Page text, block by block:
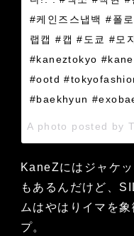
#케인즈스냅백 #폴
랩캡 #캡 #도쿄 #모
#kaneztokyo
#ootd
#baekhyun
KaneZにはジャケ
もあるんだけど、
ムはやはりイマを
プ。